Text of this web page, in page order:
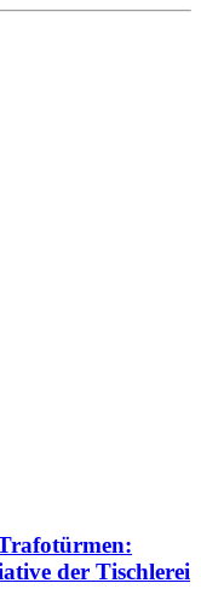
der Tischlerei